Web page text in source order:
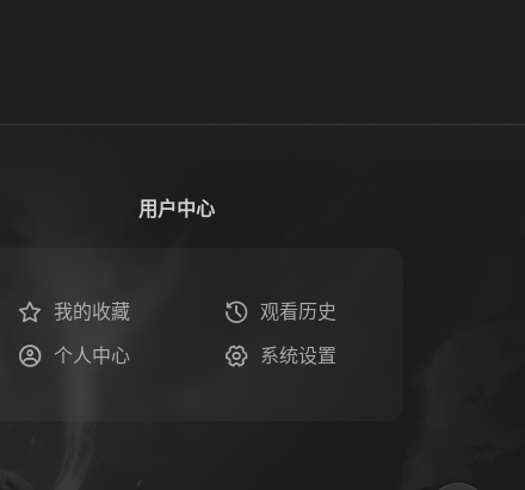
用户中心
我的收藏 观看历史
个人中心 系统设置